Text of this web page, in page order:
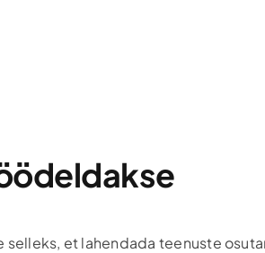
et lahendada teenuste